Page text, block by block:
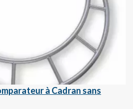
à Cadran sans